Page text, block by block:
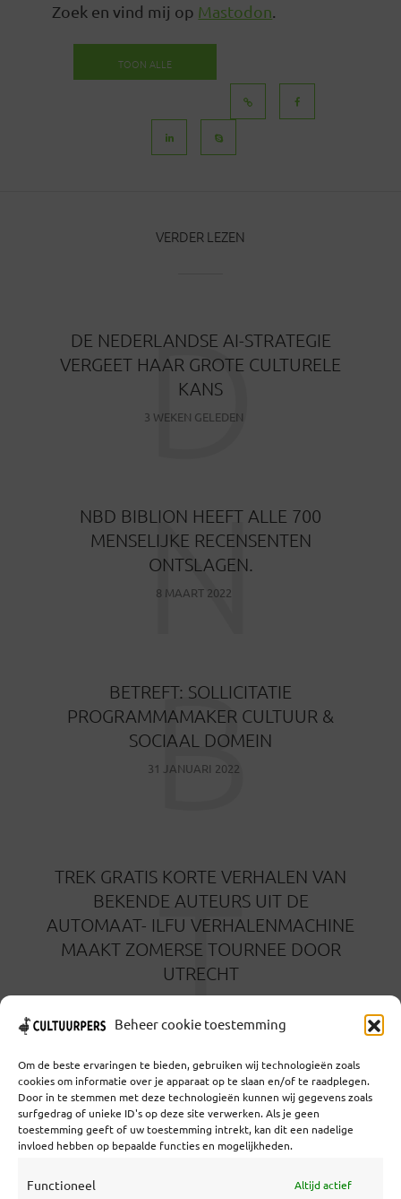
Beheer cookie toestemming
Om de beste ervaringen te bieden, gebruiken wij technologieën zoals
cookies om informatie over je apparaat op te slaan en/of te raadplegen.
Door in te stemmen met deze technologieën kunnen wij gegevens zoals
surfgedrag of unieke ID's op deze site verwerken. Als je geen
toestemming geeft of uw toestemming intrekt, kan dit een nadelige
invloed hebben op bepaalde functies en mogelijkheden.
Functioneel Altijd actief
Zoek en vind mij op Mastodon
TOON ALLE
VERDER LEZEN
DE NEDERLANDSE AI-STRATEGIE
VERGEET HAAR GROTE CULTURELE
KANS
3 WEKEN GELEDEN
D
NBD BIBLION HEEFT ALLE 700
MENSELIJKE RECENSENTEN
ONTSLAGEN.
8 MAART 2022
N
BETREFT: SOLLICITATIE
PROGRAMMAMAKER CULTUUR &
SOCIAAL DOMEIN
31 JANUARI 2022
B
TREK GRATIS KORTE VERHALEN VAN
BEKENDE AUTEURS UIT DE
AUTOMAAT- ILFU VERHALENMACHINE
MAAKT ZOMERSE TOURNEE DOOR
UTRECHT
T
Coöperatief Cultureel Persbureau U.A. | Salzburg 29 |
3524KS Utrecht | KvK: 55573592 |Btw: